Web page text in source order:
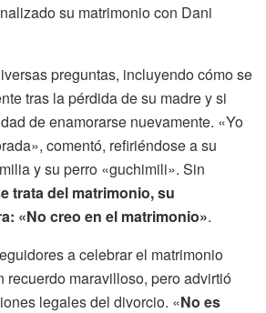
su matrimonio con Dani
preguntas, incluyendo cómo se
tras la pérdida de su madre y si
de enamorarse nuevamente. «Yo
comentó, refiriéndose a su
y su perro «guchimili». Sin
trata del matrimonio, su
«No creo en el matrimonio».
a celebrar el matrimonio
recuerdo maravilloso, pero advirtió
legales del divorcio. «No es